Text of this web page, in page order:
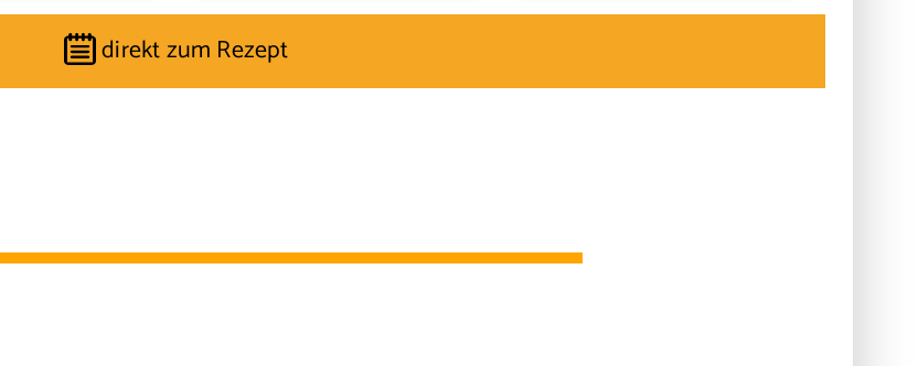
direkt zum Rezept